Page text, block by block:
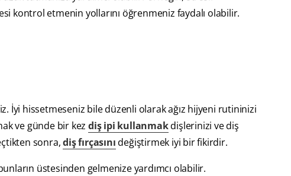
kontrol etmenin yollarını öğrenmeniz faydalı olabilir.
İyi hissetmeseniz bile düzenli olarak ağız hijyeni rutininizi
ve günde bir kez diş ipi kullanmakdişlerinizi ve diş
sonra,diş fırçasınıdeğiştirmek iyi bir fikirdir.
üstesinden gelmenize yardımcı olabilir.